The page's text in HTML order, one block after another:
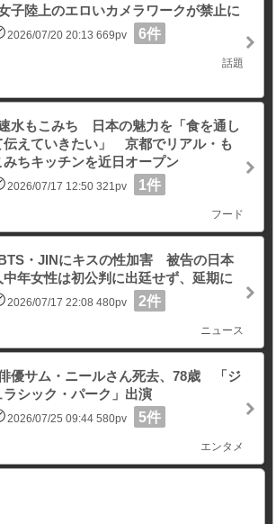
子陸上のエロいカメラワークが禁止に
2026/07/20 20:13 669pv 6件
話題
水もこみち 日本の魅力を「食を通し
伝えていきたい」 京都でリアル・も
みちキッチンを近日オープン
2026/07/17 12:50 321pv 1件
フード
・JINにキスの性加害 被告の日本
中年女性は初公判に出廷せず、延期に
2026/07/17 22:08 480pv 2件
ニュース
優サム・ニールさん死去、78歳 「ジ
ラシック・パーク」出演
2026/07/25 09:44 580pv 5件
エンタメ